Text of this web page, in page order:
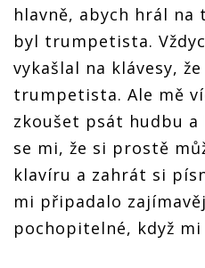
hlavně, abych hrál na
byl trumpetista.
vykašlal na klávesy,
trumpetista. Ale mě
zkoušet psát hudbu
se mi, že si prostě
klavíru a zahrát si
mi připadalo
pochopitelné, když